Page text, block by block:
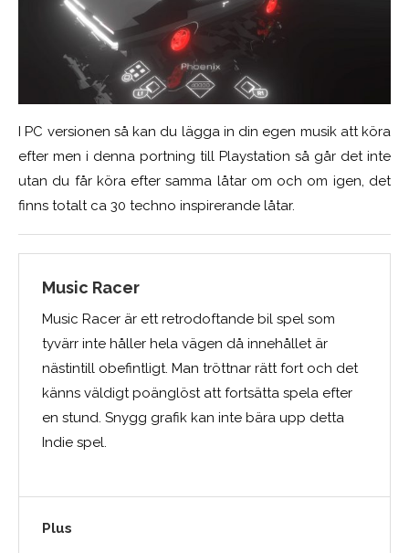
I PC versionen så kan du lägga in din egen musik att köra
efter men i denna portning till Playstation så går det inte
utan du får köra efter samma låtar om och om igen, det
finns totalt ca 30 techno inspirerande låtar.
Music Racer
Music Racer är ett retrodoftande bil spel som
tyvärr inte håller hela vägen då innehållet är
nästintill obefintligt. Man tröttnar rätt fort och det
känns väldigt poänglöst att fortsätta spela efter
en stund. Snygg grafik kan inte bära upp detta
Indie spel.
Plus